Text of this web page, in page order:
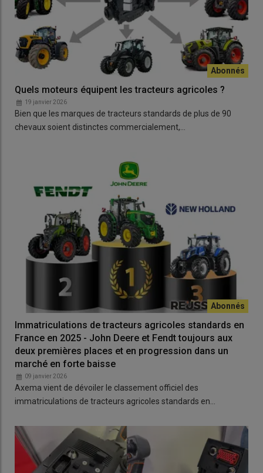
Quels moteurs équipent les tracteurs agricoles ?
19 janvier 2026
Bien que les marques de tracteurs standards de plus de 90
chevaux soient distinctes commercialement,…
Immatriculations de tracteurs agricoles standards en
France en 2025 - John Deere et Fendt toujours aux
deux premières places et en progression dans un
marché en forte baisse
09 janvier 2026
Axema vient de dévoiler le classement officiel des
immatriculations de tracteurs agricoles standards en…